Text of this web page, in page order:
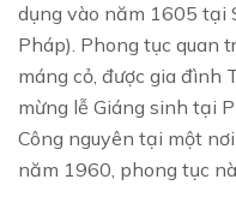
dụng vào năm 1605 tại
Pháp). Phong tục quan
máng cỏ, được gia đình
mừng lễ Giáng sinh tại
Công nguyên tại một
năm 1960, phong tục